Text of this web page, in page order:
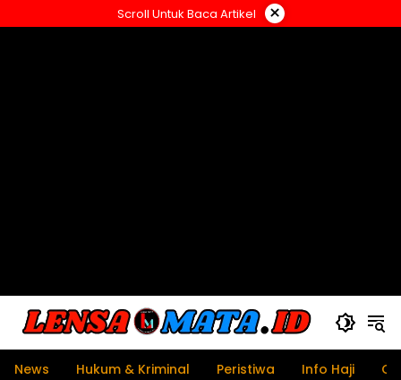
ke
Scroll Untuk Baca Artikel ×
News Hukum & Kriminal Peristiwa Info Haji